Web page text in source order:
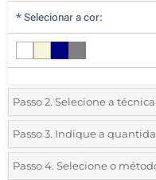
* Selecionar a cor:
Passo 2. Selecione a
*Selecione o tipo de
1 Cor (Num lado)
Passo 3. Indique a
*Quantidade mínima:10
Passo 4. Selecione o